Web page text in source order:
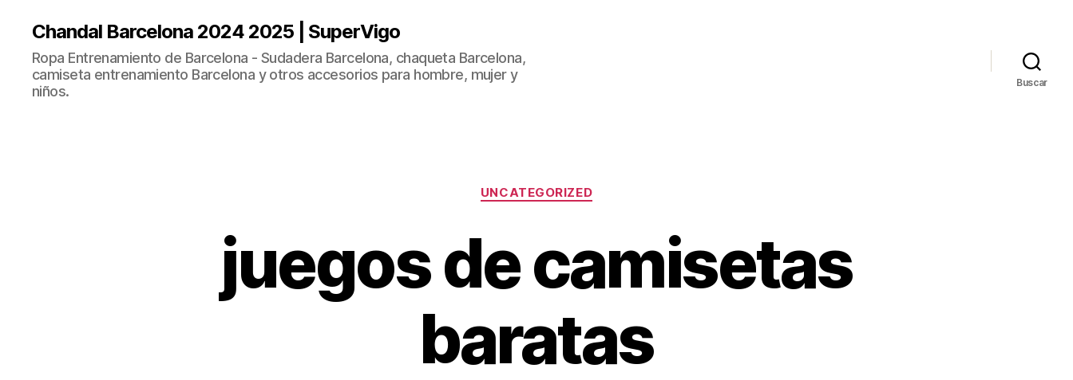
Chandal Barcelona 2024 2025 | SuperVigo
Ropa Entrenamiento de Barcelona - Sudadera Barcelona, chaqueta Barcelona,
camiseta entrenamiento Barcelona y otros accesorios para hombre, mujer y
niños.
Buscar
Categorías
UNCATEGORIZED
juegos de camisetas
baratas